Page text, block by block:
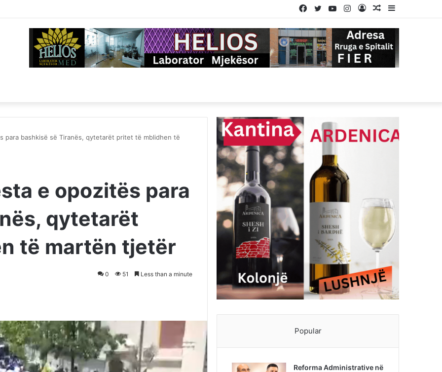
Sidebar
Random
Log
Instagram
YouTube
Twitter
Facebook
para bashkisë së Tiranës, qytetarët pritet të mblidhen të
e opozitës para
qytetarët
të martën tjetër
0 51 Less than a minute
Popular
Reforma Administrative në